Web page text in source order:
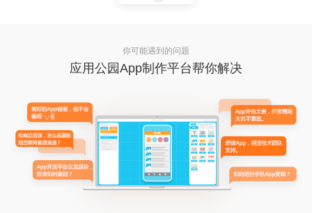
你可能遇到的问题
应用公园App制作平台帮你解决